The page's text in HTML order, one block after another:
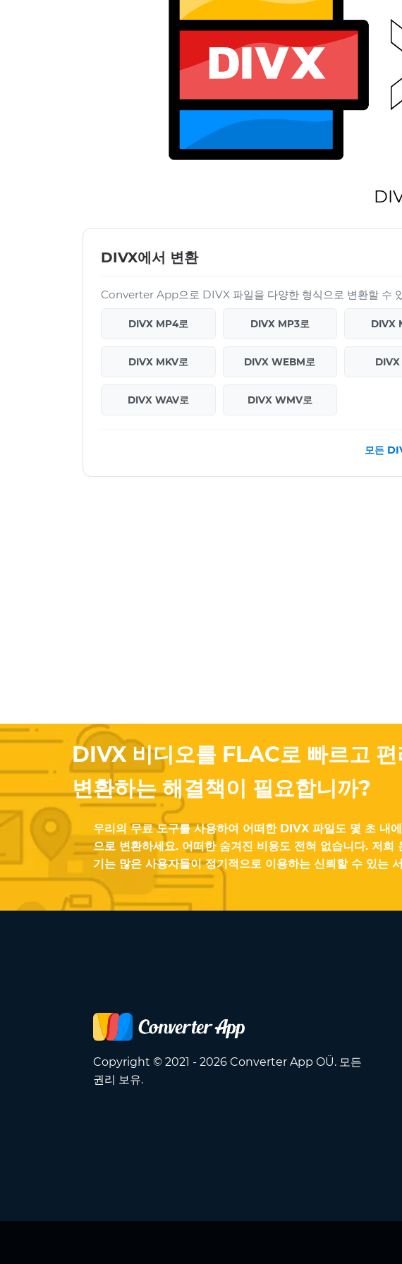
DIVX에서 변환
Converter App으로 DIVX 파일을 다양한 형식으로 변환할 수
DIVX MP4로 DIVX MP3로 DIVX
DIVX MKV로 DIVX WEBM로 DIVX
DIVX WAV로 DIVX WMV로
모든
DIVX 비디오를 FLAC로 빠르고 편
변환하는 해결책이 필요합니까?
우리의 무료 도구를 사용하여 어떠한 DIVX 파일도 몇 초 내
으로 변환하세요. 어떠한 숨겨진 비용도 전혀 없습니다. 저희
기는 많은 사용자들이 정기적으로 이용하는 신뢰할 수 있는
Copyright © 2021 - 2026 Converter App OÜ. 모든
권리 보유.